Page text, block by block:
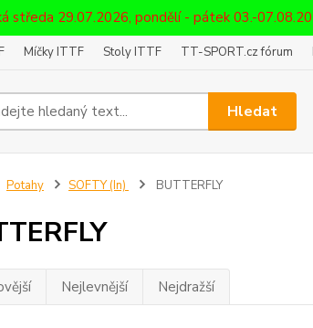
středa 29.07.2026, pondělí - pátek 03.-
Míčky ITTF Stoly ITTF TT-SPORT.cz fórum
Hledat
Potahy SOFTY (In) BUTTERFLY
Nejlevnější Nejdražší